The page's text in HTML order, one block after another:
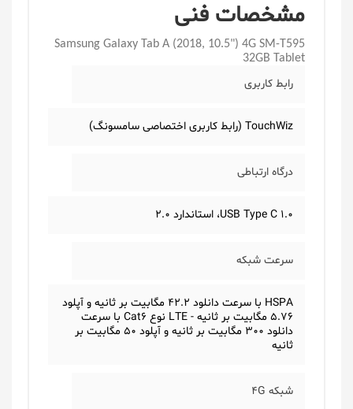
مشخصات فنی
Samsung Galaxy Tab A (2018, 10.5") 4G SM-T595
32GB Tablet
رابط کاربری
TouchWiz (رابط کاربری اختصاصی سامسونگ)
درگاه ارتباطی
USB Type C 1.0، استاندارد 2.0
سرعت شبکه
HSPA با سرعت دانلود 42.2 مگابیت بر ثانیه و آپلود
5.76 مگابیت بر ثانیه - LTE نوع Cat6 با سرعت
دانلود 300 مگابیت بر ثانیه و آپلود 50 مگابیت بر
ثانیه
شبکه 4G